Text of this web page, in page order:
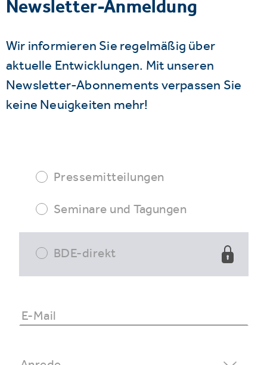
Newsletter-Anmeldung
Wir informieren Sie regelmäßig über
aktuelle Entwicklungen. Mit unseren
Newsletter-Abonnements verpassen Sie
keine Neuigkeiten mehr!
Pressemitteilungen
Seminare und Tagungen
BDE-direkt